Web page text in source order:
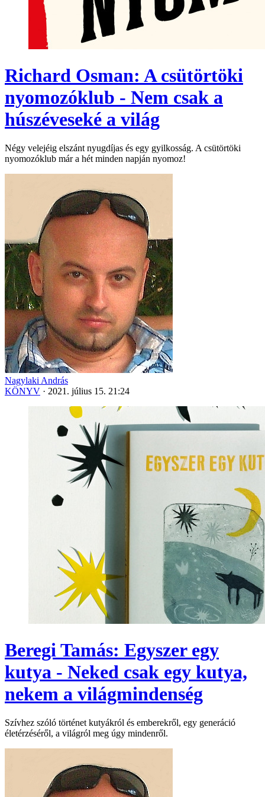
Richard Osman: A csütörtöki
nyomozóklub - Nem csak a
húszéveseké a világ
Négy velejéig elszánt nyugdíjas és egy gyilkosság. A csütörtöki
nyomozóklub már a hét minden napján nyomoz!
Nagylaki András
KÖNYV · 2021. július 15. 21:24
Beregi Tamás: Egyszer egy
kutya - Neked csak egy kutya,
nekem a világmindenség
Szívhez szóló történet kutyákról és emberekről, egy generáció
életérzéséről, a világról meg úgy mindenről.